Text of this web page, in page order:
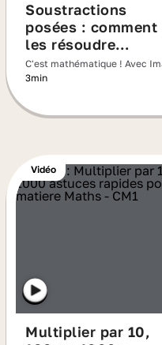
Soustractions
posées : comment
les résoudre
facilement ?
C'est mathématique ! Avec
3min
Vidéo
Multiplier par 10,